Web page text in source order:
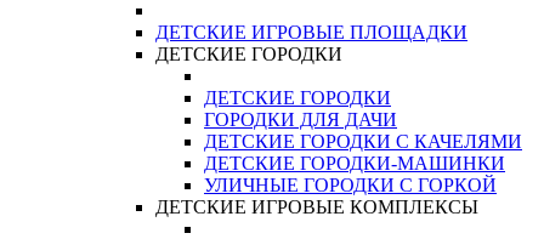
ДЕТСКИЕ ИГРОВЫЕ ПЛОЩАДКИ
ДЕТСКИЕ ГОРОДКИ
ДЕТСКИЕ ГОРОДКИ
ГОРОДКИ ДЛЯ ДАЧИ
ДЕТСКИЕ ГОРОДКИ С КАЧЕЛЯМИ
ДЕТСКИЕ ГОРОДКИ-МАШИНКИ
УЛИЧНЫЕ ГОРОДКИ С ГОРКОЙ
ДЕТСКИЕ ИГРОВЫЕ КОМПЛЕКСЫ